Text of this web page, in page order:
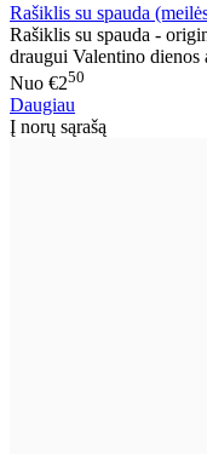
Rašiklis su spauda
Rašiklis su spauda -
draugui Valentino dienos
Nuo €250
Daugiau
Į norų sąrašą